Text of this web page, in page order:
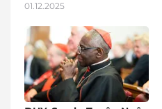
01.12.2025